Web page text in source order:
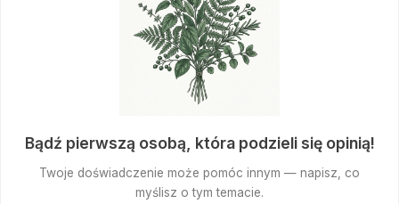
Bądź pierwszą osobą, która podzieli się opinią!
Twoje doświadczenie może pomóc innym — napisz, co
myślisz o tym temacie.